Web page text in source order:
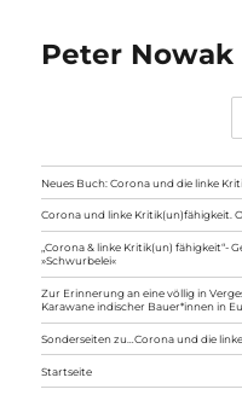
Peter Nowak
Neues Buch: Corona und die linke
Corona und linke Kritik(un)fähigkeit.
„Corona & linke Kritik(un) fähigkeit“-
»Schwurbelei«
Zur Erinnerung an eine völlig in
Karawane indischer Bauer*innen in
Sonderseiten zu…Corona und die
Startseite